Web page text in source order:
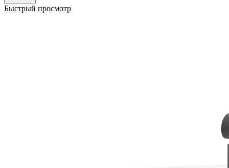
Быстрый просмотр